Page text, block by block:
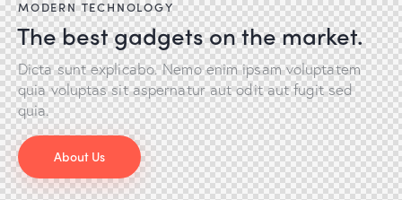
MODERN TECHNOLOGY
The best gadgets on the market.
Dicta sunt explicabo. Nemo enim ipsam voluptatem
quia voluptas sit aspernatur aut odit aut fugit sed
quia.
About Us